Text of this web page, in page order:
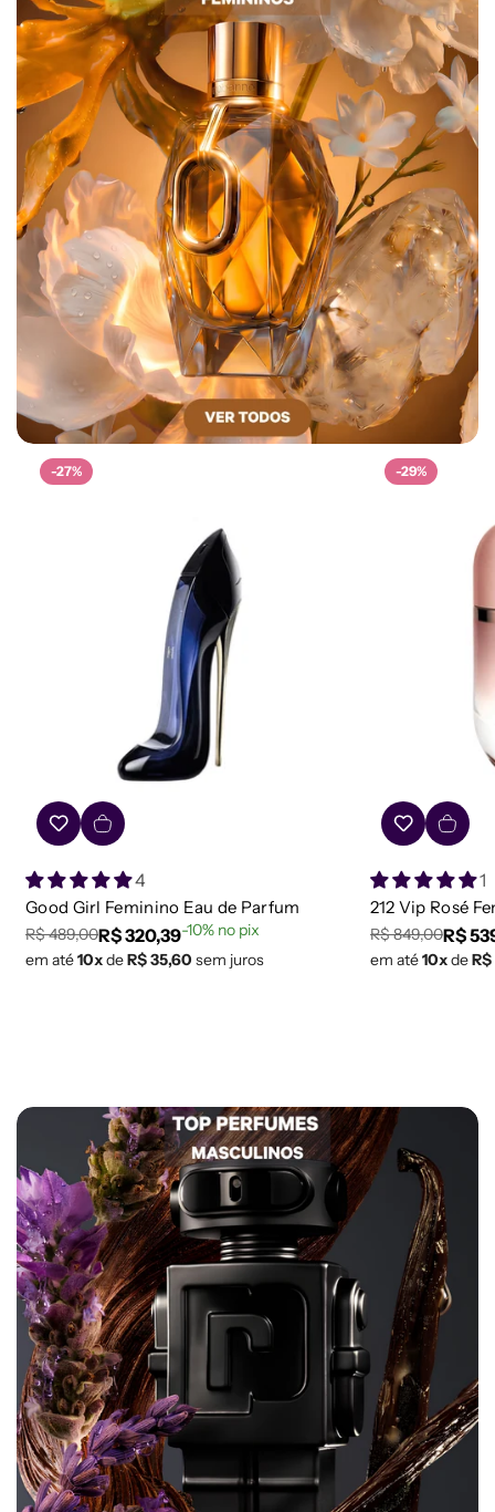
-27%
4
Good Girl Feminino Eau de Parfum
Preço
regular
R$ 489,00
Preço
de
R$ 320,39-10% no pix
em até10xdeR$ 35,60 sem juros
-29%
1
212 Vip Rosé
Preço
regular
R$ 849,00
Preço
de
R$
em até10xde